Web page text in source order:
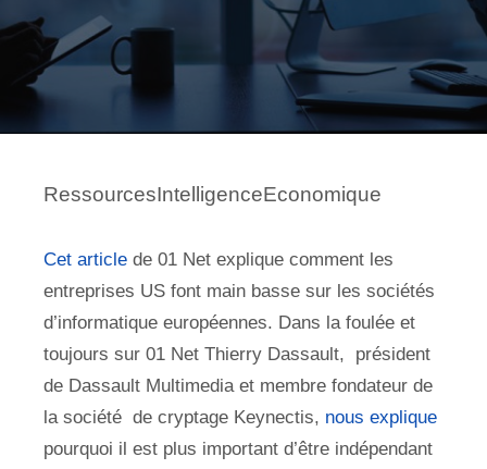
RessourcesIntelligenceEconomique
Cet article de 01 Net explique comment les
entreprises US font main basse sur les sociétés
d’informatique européennes. Dans la foulée et
toujours sur 01 Net Thierry Dassault, président
de Dassault Multimedia et membre fondateur de
la société de cryptage Keynectis, nous explique
pourquoi il est plus important d’être indépendant